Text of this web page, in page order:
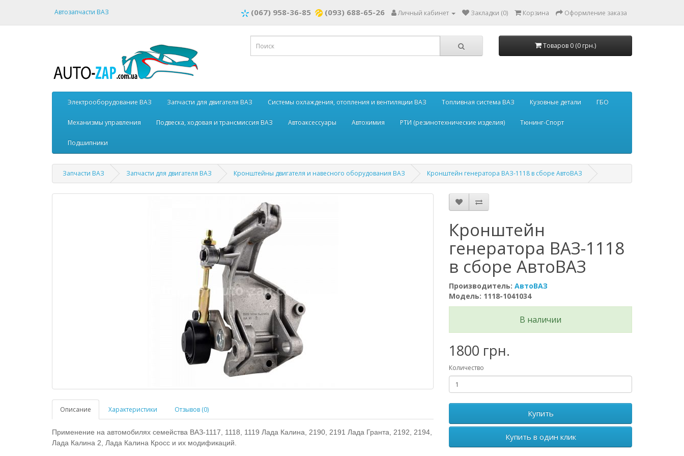
Автозапчасти ВАЗ (067) 958-36-85 (093) 688-65-26 Личный кабинет Закладки (0) Корзина Оформление заказа
Товаров 0 (0 грн.)
Электрооборудование ВАЗ Запчасти для двигателя ВАЗ Системы охлаждения, отопления и вентиляции ВАЗ Топливная система ВАЗ Кузовные детали ГБО
Механизмы управления Подвеска, ходовая и трансмиссия ВАЗ Автоаксессуары Автохимия РТИ (резинотехнические изделия) Тюнинг-Спорт
Подшипники
Запчасти ВАЗ Запчасти для двигателя ВАЗ Кронштейны двигателя и навесного оборудования ВАЗ Кронштейн генератора ВАЗ-1118 в сборе АвтоВАЗ
Описание Характеристики Отзывов (0)
Применение на автомобилях семейства ВАЗ-1117, 1118, 1119 Лада Калина, 2190, 2191 Лада Гранта, 2192, 2194,
Лада Калина 2, Лада Калина Кросс и их модификаций.
Кронштейн
генератора ВАЗ-1118
в сборе АвтоВАЗ
Производитель: АвтоВАЗ
Модель: 1118-1041034
В наличии
1800 грн.
Количество
Купить
Купить в один клик